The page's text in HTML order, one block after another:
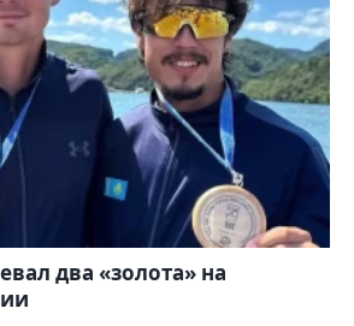
два «золота» на